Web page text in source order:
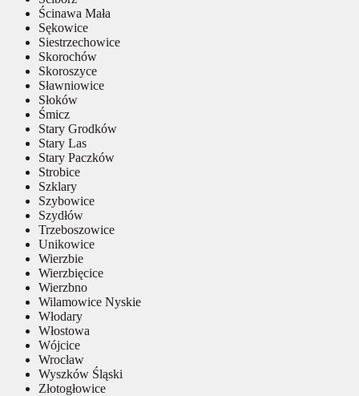
Ścinawa Mała
Sękowice
Siestrzechowice
Skorochów
Skoroszyce
Sławniowice
Słoków
Śmicz
Stary Grodków
Stary Las
Stary Paczków
Strobice
Szklary
Szybowice
Szydłów
Trzeboszowice
Unikowice
Wierzbie
Wierzbięcice
Wierzbno
Wilamowice Nyskie
Włodary
Włostowa
Wójcice
Wrocław
Wyszków Śląski
Złotogłowice